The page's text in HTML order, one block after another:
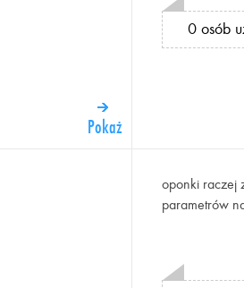
Pokaż
0 osób
oponki raczej
parametrów